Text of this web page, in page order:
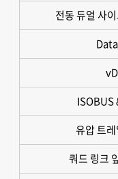
전동 듀얼 사
유압 트
쿼드 링크